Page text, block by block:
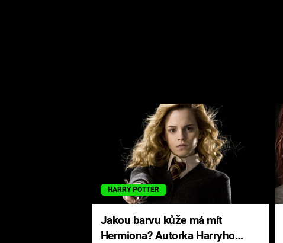
HARRY POTTER
Jakou barvu kůže má mít
Hermiona? Autorka Harryho